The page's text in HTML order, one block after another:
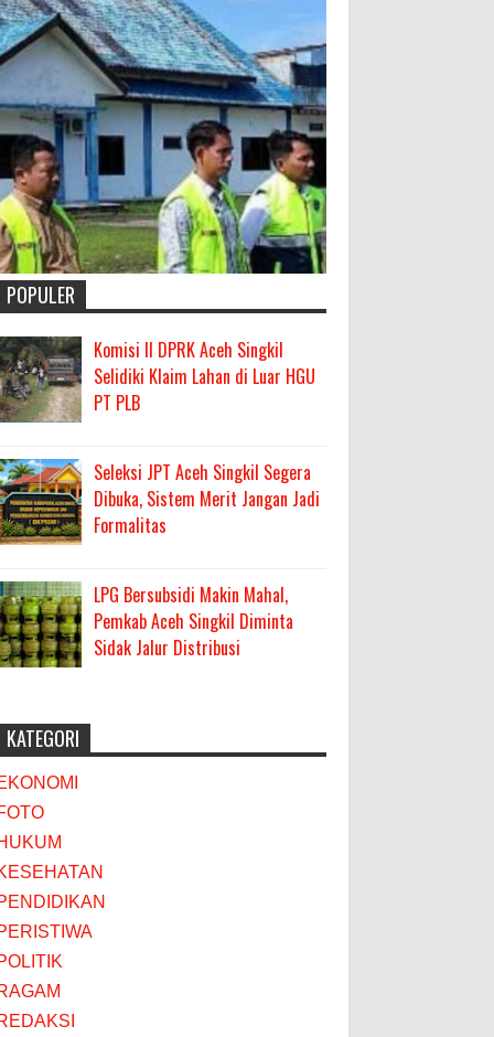
POPULER
Komisi II DPRK Aceh Singkil
Selidiki Klaim Lahan di Luar HGU
PT PLB
Seleksi JPT Aceh Singkil Segera
Dibuka, Sistem Merit Jangan Jadi
Formalitas
LPG Bersubsidi Makin Mahal,
Pemkab Aceh Singkil Diminta
Sidak Jalur Distribusi
KATEGORI